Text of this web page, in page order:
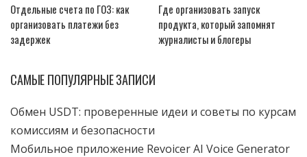
Отдельные счета по ГОЗ: как
организовать платежи без
задержек
Где организовать запуск
продукта, который запомнят
журналисты и блогеры
САМЫЕ ПОПУЛЯРНЫЕ ЗАПИСИ
Обмен USDT: проверенные идеи и советы по курсам
комиссиям и безопасности
Мобильное приложение Revoicer AI Voice Generator